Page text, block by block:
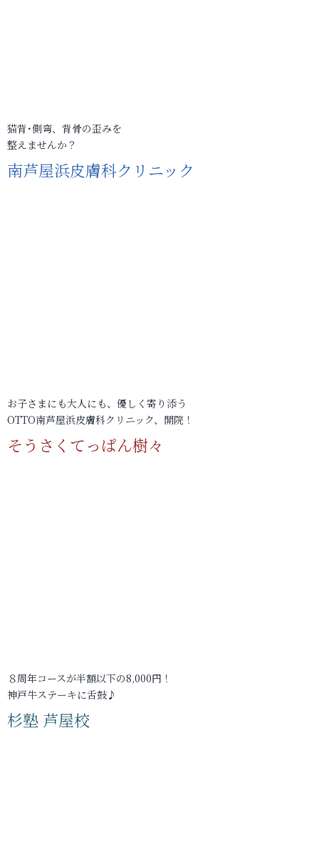
猫背･側弯、背骨の歪みを
整えませんか？
南芦屋浜皮膚科クリニック
お子さまにも大人にも、優しく寄り添う
OTTO南芦屋浜皮膚科クリニック、開院！
そうさくてっぱん樹々
８周年コースが半額以下の8,000円！
神戸牛ステーキに舌鼓♪
杉塾 芦屋校